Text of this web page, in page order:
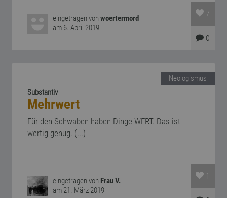
eingetragen vonwoertermord
am 6. April 2019
7
0
Neologismus
Substantiv
Mehrwert
Für den Schwaben haben Dinge WERT. Das ist
wertig genug. (...)
eingetragen von Frau V.
am 21. März 2019
1